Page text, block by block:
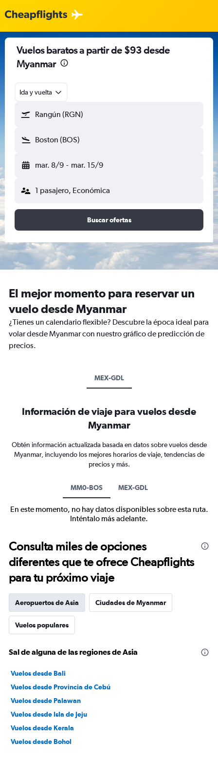
Vuelos baratos a partir de $93 desde
Myanmar
Ida y vuelta
Rangún (RGN)
Boston (BOS)
mar. 8/9 - mar. 15/9
1 pasajero, Económica
Buscar ofertas
El mejor momento para reservar un
vuelo desde Myanmar
¿Tienes un calendario flexible? Descubre la época ideal para
volar desde Myanmar con nuestro gráfico de predicción de
precios.
MEX-GDL
Información de viaje para vuelos desde
Myanmar
Obtén información actualizada basada en datos sobre vuelos desde
Myanmar, incluyendo los mejores horarios de viaje, tendencias de
precios y más.
MM0-BOS MEX-GDL
En este momento, no hay datos disponibles sobre esta ruta.
Inténtalo más adelante.
Consulta miles de opciones
diferentes que te ofrece Cheapflights
para tu próximo viaje
Aeropuertos de Asia Ciudades de Myanmar
Vuelos populares
Sal de alguna de las regiones de Asia
Vuelos desde Bali
Vuelos desde Provincia de Cebú
Vuelos desde Palawan
Vuelos desde Isla de Jeju
Vuelos desde Kerala
Vuelos desde Bohol